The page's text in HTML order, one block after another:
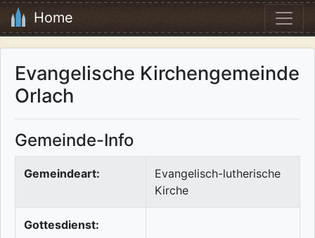
Home
Evangelische Kirchengemeinde
Orlach
Gemeinde-Info
Gemeindeart:
Evangelisch-lutherische
Kirche
Gottesdienst: